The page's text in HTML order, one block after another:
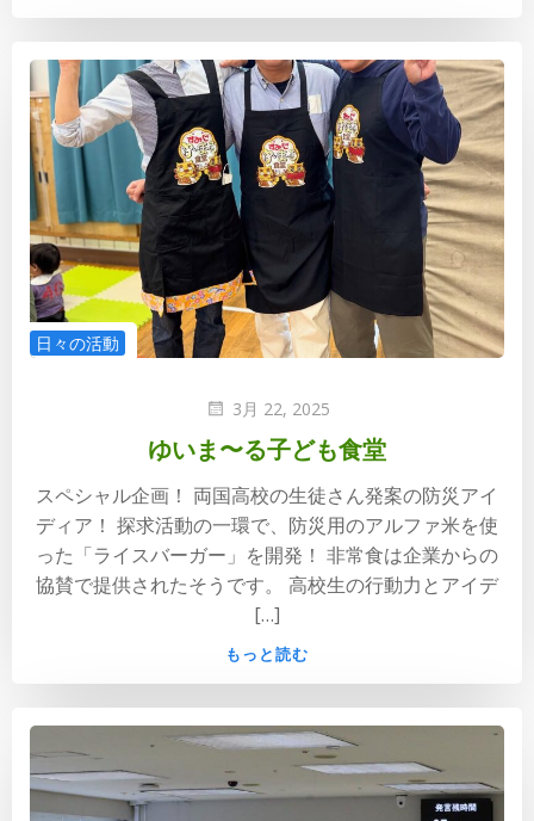
日々の活動
3月 22, 2025
ゆいま〜る子ども食堂
スペシャル企画！ 両国高校の生徒さん発案の防災アイ
ディア！ 探求活動の一環で、防災用のアルファ米を使
った「ライスバーガー」を開発！ 非常食は企業からの
協賛で提供されたそうです。 高校生の行動力とアイデ
[…]
もっと読む